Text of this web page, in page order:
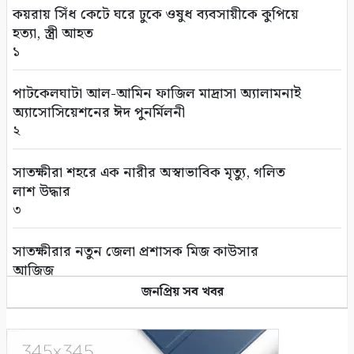
তালায় বিল থেকে যুবকের মৃতদেহ উদ্ধার
৫
গণঅভ্যুত্থানের দ্বিতীয় বর্ষপূর্তি উপলক্ষে সাতক্ষীরায়
বিএনপির র‌্যালি ও আলোচনা সভা
৬
সাতক্ষীরায় ছাত্রশিবিরের ম্যারাথন র‌্যালি
৭
সাতক্ষীরায় জুলাই গণঅভ্যুত্থানের শহীদ পরিবার ও
আহতদের মাঝে সম্মানি প্রদান
৮
নদী থেকে অবৈধ ভাবে বালু উত্তোলনের দায়ে ৫০
হাজার টাকা জরিমানা
৯
কয়রায় সিঁধ কেটে ঘরে ঢুকে ওষুধ ব্যবসায়ীকে কুপিয়ে
হত্যা, স্ত্রী আহত
১
পাটকেলঘাটা আল-আমিন ফাজিল মাদ্রাসা অ্যালামনাই
অ্যাসোসিয়েশনের ঈদ পুনর্মিলনী
২
সাতক্ষীরা শহরে এক নারীর অস্বাভাবিক মৃত্যু, গলিত
লাশ উদ্ধার
৩
সাতক্ষীরার নতুন জেলা প্রশাসক মিজ কাউসার
আজিজ
প্রাক্তন প্রেমিকার সাথে ফোনালাপের পর তরুনের
জনপ্রিয় সব খবর